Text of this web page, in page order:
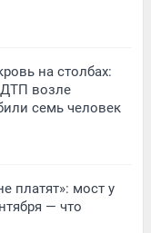
на столбах:
ДТП возле
семь человек
платят»: мост у
— что